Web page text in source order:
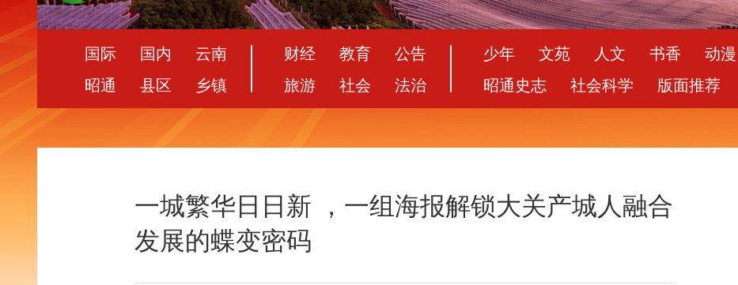
国际 国内
云南
昭通
县区 乡镇
财经 教育
公告
旅游
社会 法治
少年 文苑 人文 书香
动漫
昭通史志
社会科学 版面推荐
一城繁华日日新 ，一组海报解锁大关产城人融合
发展的蝶变密码